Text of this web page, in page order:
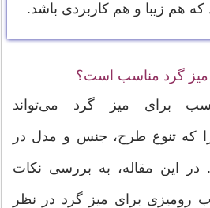
که هم زیبا و هم کاربردی باشد.
گرد مناسب است؟
برای میز گرد می‌تواند
که تنوع طرح، جنس و مدل در
در این مقاله، به بررسی نکات
رومیزی برای میز گرد در نظر